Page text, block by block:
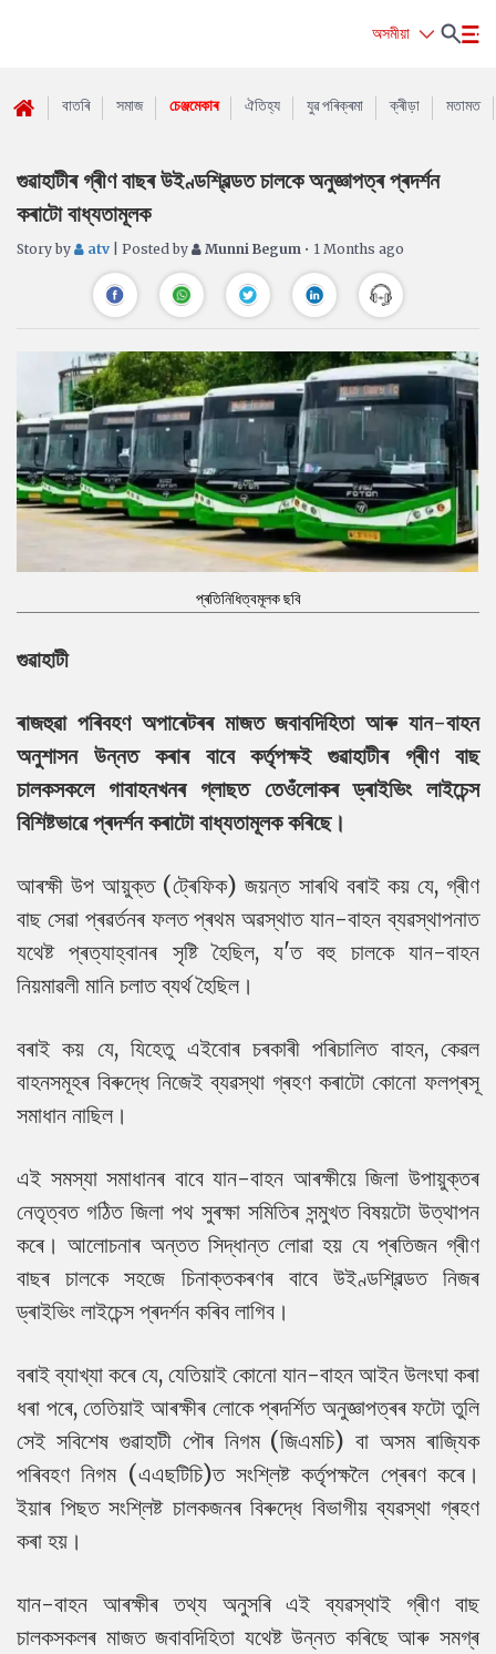
অসমীয়া
বাতৰি সমাজ চেঞ্জমেকাৰ ঐতিহ্য যুৱ পৰিক্ৰমা ক্ৰীড়া মতামত
গুৱাহাটীৰ গ্ৰীণ বাছৰ উইণ্ডশ্বিল্ডত চালকে অনুজ্ঞাপত্ৰ প্ৰদৰ্শন
কৰাটো বাধ্যতামূলক
Story by atv | Posted by Munni Begum • 1 Months ago
প্ৰতিনিধিত্বমূলক ছবি
গুৱাহাটী
ৰাজহুৱা পৰিবহণ অপাৰেটৰৰ মাজত জবাবদিহিতা আৰু যান-বাহন
অনুশাসন উন্নত কৰাৰ বাবে কৰ্তৃপক্ষই গুৱাহাটীৰ গ্ৰীণ বাছ
চালকসকলে গাবাহনখনৰ গ্লাছত তেওঁলোকৰ ড্ৰাইভিং লাইচেন্স
বিশিষ্টভাৱে প্ৰদৰ্শন কৰাটো বাধ্যতামূলক কৰিছে।
আৰক্ষী উপ আয়ুক্ত (ট্ৰেফিক) জয়ন্ত সাৰথি বৰাই কয় যে, গ্ৰীণ
বাছ সেৱা প্ৰৱৰ্তনৰ ফলত প্ৰথম অৱস্থাত যান-বাহন ব্যৱস্থাপনাত
যথেষ্ট প্ৰত্যাহ্বানৰ সৃষ্টি হৈছিল, য'ত বহু চালকে যান-বাহন
নিয়মাৱলী মানি চলাত ব্যৰ্থ হৈছিল।
বৰাই কয় যে, যিহেতু এইবোৰ চৰকাৰী পৰিচালিত বাহন, কেৱল
বাহনসমূহৰ বিৰুদ্ধে নিজেই ব্যৱস্থা গ্ৰহণ কৰাটো কোনো ফলপ্ৰসূ
সমাধান নাছিল।
এই সমস্যা সমাধানৰ বাবে যান-বাহন আৰক্ষীয়ে জিলা উপায়ুক্তৰ
নেতৃত্বত গঠিত জিলা পথ সুৰক্ষা সমিতিৰ সন্মুখত বিষয়টো উত্থাপন
কৰে। আলোচনাৰ অন্তত সিদ্ধান্ত লোৱা হয় যে প্ৰতিজন গ্ৰীণ
বাছৰ চালকে সহজে চিনাক্তকৰণৰ বাবে উইণ্ডশ্বিল্ডত নিজৰ
ড্ৰাইভিং লাইচেন্স প্ৰদৰ্শন কৰিব লাগিব।
বৰাই ব্যাখ্যা কৰে যে, যেতিয়াই কোনো যান-বাহন আইন উলংঘা কৰা
ধৰা পৰে, তেতিয়াই আৰক্ষীৰ লোকে প্ৰদৰ্শিত অনুজ্ঞাপত্ৰৰ ফটো তুলি
সেই সবিশেষ গুৱাহাটী পৌৰ নিগম (জিএমচি) বা অসম ৰাজ্যিক
পৰিবহণ নিগম (এএছটিচি)ত সংশ্লিষ্ট কৰ্তৃপক্ষলৈ প্ৰেৰণ কৰে।
ইয়াৰ পিছত সংশ্লিষ্ট চালকজনৰ বিৰুদ্ধে বিভাগীয় ব্যৱস্থা গ্ৰহণ
কৰা হয়।
যান-বাহন আৰক্ষীৰ তথ্য অনুসৰি এই ব্যৱস্থাই গ্ৰীণ বাছ
চালকসকলৰ মাজত জবাবদিহিতা যথেষ্ট উন্নত কৰিছে আৰু সমগ্ৰ